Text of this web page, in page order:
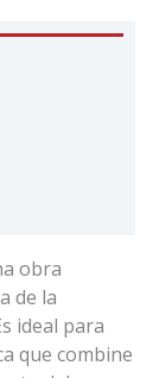
obra
de la
ideal para
que combine